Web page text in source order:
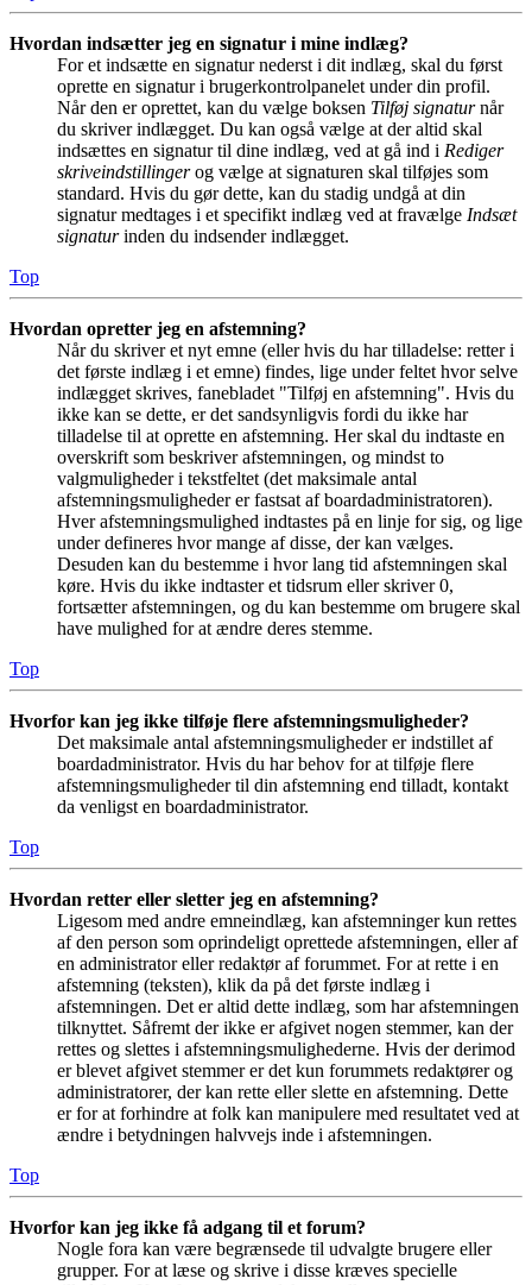
Hvordan indsætter jeg en signatur i mine indlæg?
For et indsætte en signatur nederst i dit indlæg, skal du først
oprette en signatur i brugerkontrolpanelet under din profil.
Når den er oprettet, kan du vælge boksen Tilføj signaturnår
du skriver indlægget. Du kan også vælge at der altid skal
indsættes en signatur til dine indlæg, ved at gå ind i Rediger
skriveindstillingerog vælge at signaturen skal tilføjes som
standard. Hvis du gør dette, kan du stadig undgå at din
signatur medtages i et specifikt indlæg ved at fravælge Indsæt
signaturinden du indsender indlægget.
Top
Hvordan opretter jeg en afstemning?
Når du skriver et nyt emne (eller hvis du har tilladelse: retter i
det første indlæg i et emne) findes, lige under feltet hvor selve
indlægget skrives, fanebladet "Tilføj en afstemning". Hvis du
ikke kan se dette, er det sandsynligvis fordi du ikke har
tilladelse til at oprette en afstemning. Her skal du indtaste en
overskrift som beskriver afstemningen, og mindst to
valgmuligheder i tekstfeltet (det maksimale antal
afstemningsmuligheder er fastsat af boardadministratoren).
Hver afstemningsmulighed indtastes på en linje for sig, og lige
under defineres hvor mange af disse, der kan vælges.
Desuden kan du bestemme i hvor lang tid afstemningen skal
køre. Hvis du ikke indtaster et tidsrum eller skriver 0,
fortsætter afstemningen, og du kan bestemme om brugere skal
have mulighed for at ændre deres stemme.
Top
Hvorfor kan jeg ikke tilføje flere afstemningsmuligheder?
Det maksimale antal afstemningsmuligheder er indstillet af
boardadministrator. Hvis du har behov for at tilføje flere
afstemningsmuligheder til din afstemning end tilladt, kontakt
da venligst en boardadministrator.
Top
Hvordan retter eller sletter jeg en afstemning?
Ligesom med andre emneindlæg, kan afstemninger kun rettes
af den person som oprindeligt oprettede afstemningen, eller af
en administrator eller redaktør af forummet. For at rette i en
afstemning (teksten), klik da på det første indlæg i
afstemningen. Det er altid dette indlæg, som har afstemningen
tilknyttet. Såfremt der ikke er afgivet nogen stemmer, kan der
rettes og slettes i afstemningsmulighederne. Hvis der derimod
er blevet afgivet stemmer er det kun forummets redaktører og
administratorer, der kan rette eller slette en afstemning. Dette
er for at forhindre at folk kan manipulere med resultatet ved at
ændre i betydningen halvvejs inde i afstemningen.
Top
Hvorfor kan jeg ikke få adgang til et forum?
Nogle fora kan være begrænsede til udvalgte brugere eller
grupper. For at læse og skrive i disse kræves specielle